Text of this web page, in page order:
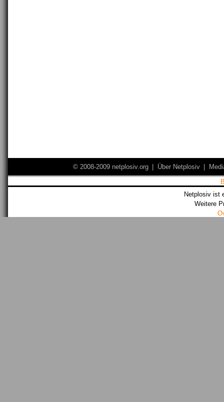
© 2008-2009 netplosiv.org Über Netplosiv
Netplosiv ist
Weitere